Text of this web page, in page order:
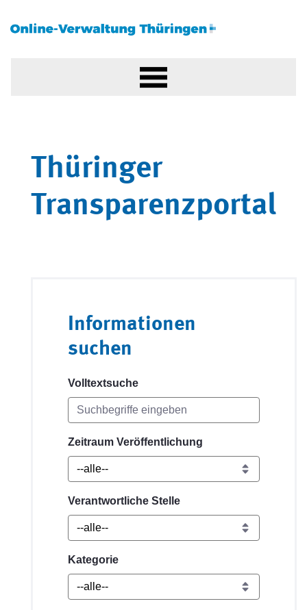
Thüringer
Transparenzportal
Informationen
suchen
Volltextsuche
Zeitraum Veröffentlichung
Verantwortliche Stelle
Kategorie